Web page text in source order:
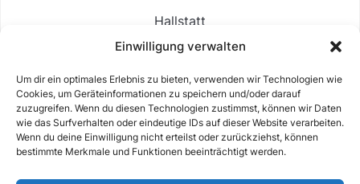
Einwilligung verwalten
Um dir ein optimales Erlebnis zu bieten, verwenden wir Technologien wie
Cookies, um Geräteinformationen zu speichern und/oder darauf
zuzugreifen. Wenn du diesen Technologien zustimmst, können wir Daten
wie das Surfverhalten oder eindeutige IDs auf dieser Website verarbeiten.
Wenn du deine Einwilligung nicht erteilst oder zurückziehst, können
bestimmte Merkmale und Funktionen beeinträchtigt werden.
Hallstatt
Langbathsee
Altausseer See
Hintersee